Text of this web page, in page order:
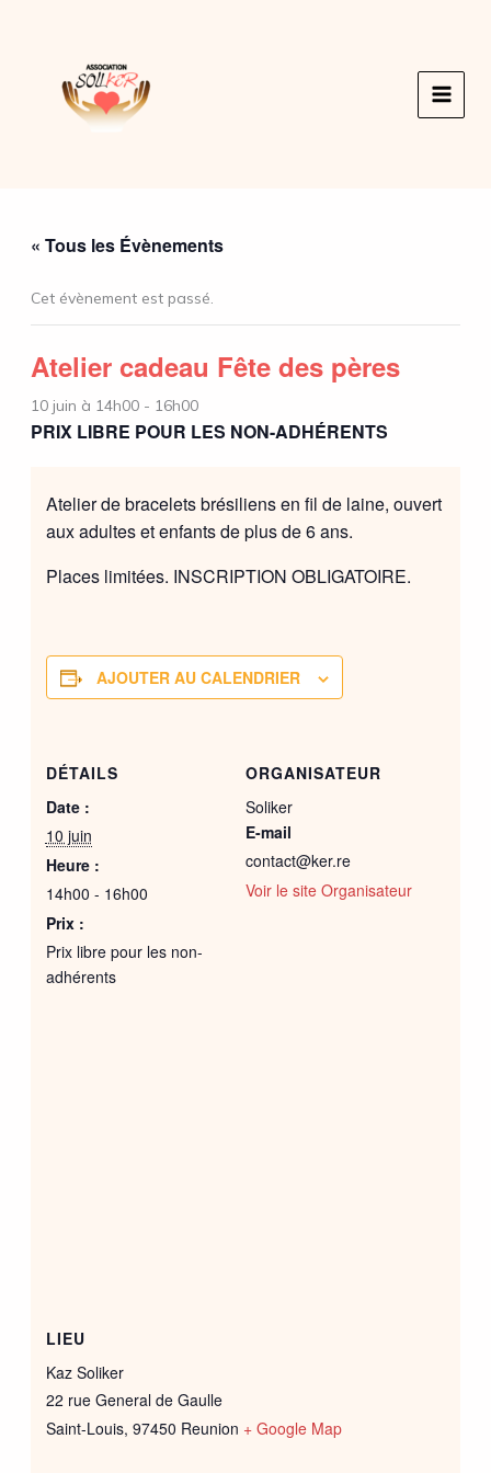
« Tous les Évènements
Cet évènement est passé.
Atelier cadeau Fête des pères
10 juin à 14h00- 16h00
PRIX LIBRE POUR LES NON-ADHÉRENTS
Atelier de bracelets brésiliens en fil de laine, ouvert
aux adultes et enfants de plus de 6 ans.
Places limitées. INSCRIPTION OBLIGATOIRE.
AJOUTER AU CALENDRIER
DÉTAILS
Date :
10 juin
Heure :
14h00 - 16h00
Prix :
Prix libre pour les non-
adhérents
ORGANISATEUR
Soliker
E-mail
contact@ker.re
Voir le site Organisateur
LIEU
Kaz Soliker
22 rue General de Gaulle
Saint-Louis, 97450 Reunion + Google Map